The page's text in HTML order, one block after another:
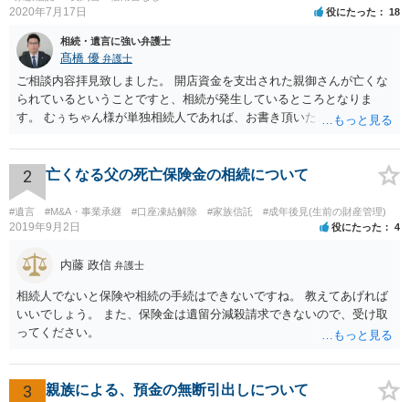
2020年7月17日 役にたった 18
相続・遺言に強い弁護士
髙橋 優 弁護士
ご相談内容拝見致しました。 開店資金を支出された親御さんが亡くな
られているということですと、相続が発生しているところとなりま
す。 むぅちゃん様が単独相続人であれば、お書き頂いたような方法で
相続人おられるということであれば、他の相続人との協議が必要とな
るところです。 また、当該点とは別にご主人から貸付ではなく贈与で
あると主張される可能性がございます。 その場合には、貸付であるこ
とを伺わせる事情をどれだけ積み重ねることが出来るか、というとこ
ろとなります。 返済の事実や、返済を約束するメール等です。 金額の
おく方が宜しいかと思います。 緊急という訳ではないかと思います
目に弁護士を入れられることを御検討頂くと良いかと思います。
2 亡くなる父の死亡保険金の相続について
#遺言 #M&A・事業承継 #口座凍結解除 #家族信託 #成年後見(生前の財産管理)
2019年9月2日 役にたった 4
内藤 政信 弁護士
相続人でないと保険や相続の手続はできないですね。 教えてあげれば
いいでしょう。 また、保険金は遺留分減殺請求できないので、受け取
ってください。
3 親族による、預金の無断引出しについて